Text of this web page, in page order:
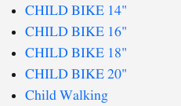
CHILD BIKE 14"
CHILD BIKE 16"
CHILD BIKE 18"
CHILD BIKE 20"
Child Walking